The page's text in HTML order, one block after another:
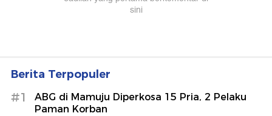
Berita Terpopuler
#1
ABG di Mamuju Diperkosa 15 Pria, 2 Pelaku
Paman Korban